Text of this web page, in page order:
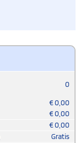
0
€0,00
€0,00
€0,00
Gratis